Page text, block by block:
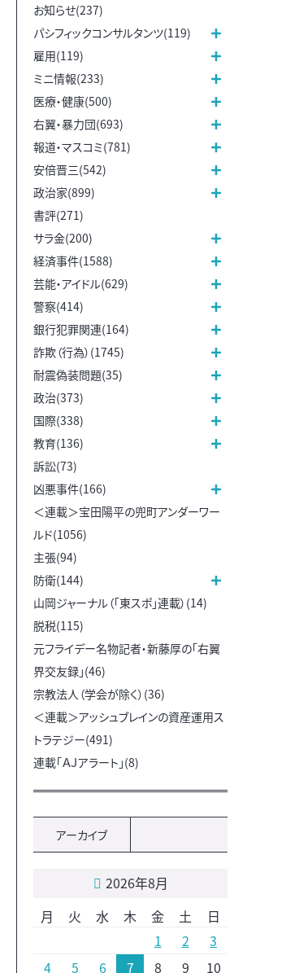
お知らせ(237)
パシフィックコンサルタンツ(119)
雇用(119)
ミニ情報(233)
医療・健康(500)
右翼・暴力団(693)
報道・マスコミ(781)
安倍晋三(542)
政治家(899)
書評(271)
サラ金(200)
経済事件(1588)
芸能・アイドル(629)
警察(414)
銀行犯罪関連(164)
詐欺（行為）(1745)
耐震偽装問題(35)
政治(373)
国際(338)
教育(136)
訴訟(73)
凶悪事件(166)
＜連載＞宝田陽平の兜町アンダーワー
ルド(1056)
主張(94)
防衛(144)
山岡ジャーナル（「東スポ」連載）(14)
脱税(115)
元フライデー名物記者・新藤厚の「右翼
界交友録」(46)
宗教法人（学会が除く）(36)
＜連載＞アッシュブレインの資産運用ス
トラテジー(491)
連載「ＡＪアラート」(8)
アーカイブ
2026年8月
月
火 水 木 金 土
日
1
2
3
4
5 6 7 8 9 10